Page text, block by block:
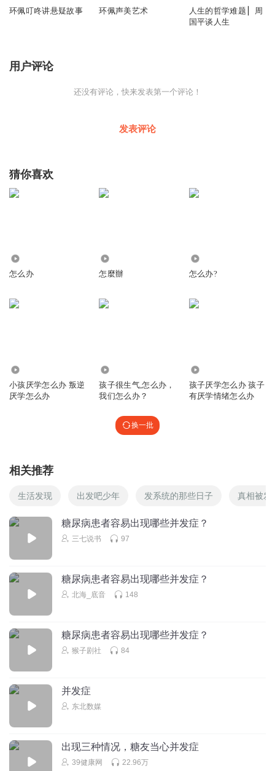
环佩叮咚讲悬疑故事 环佩声美艺术
人生的哲学难题 ▏周
国平谈人生
用户评论
还没有评论，快来发表第一个评论！
发表评论
猜你喜欢
怎么办 怎麼辦 怎么办?
小孩厌学怎么办 叛逆
厌学怎么办
孩子很生气,怎么办，
我们怎么办？
孩子厌学怎么办 孩子
有厌学情绪怎么办
换一批
相关推荐
生活发现 出发吧少年 发系统的那些日子 真相被发
糖尿病患者容易出现哪些并发症？
三七说书 97
糖尿病患者容易出现哪些并发症？
北海_底音 148
糖尿病患者容易出现哪些并发症？
猴子剧社 84
并发症
东北数媒
出现三种情况，糖友当心并发症
39健康网 22.96万